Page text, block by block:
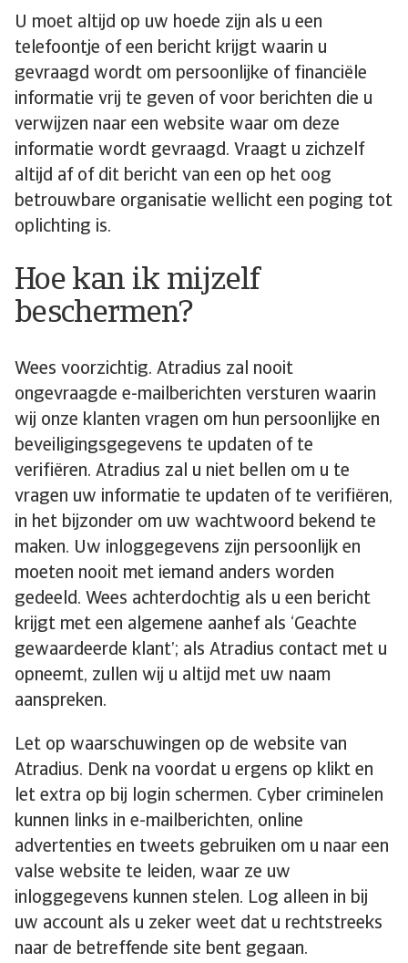
U moet altijd op uw hoede zijn als u een
telefoontje of een bericht krijgt waarin u
gevraagd wordt om persoonlijke of financiële
informatie vrij te geven of voor berichten die u
verwijzen naar een website waar om deze
informatie wordt gevraagd. Vraagt u zichzelf
altijd af of dit bericht van een op het oog
betrouwbare organisatie wellicht een poging tot
oplichting is.
Hoe kan ik mijzelf
beschermen?
Wees voorzichtig. Atradius zal nooit
ongevraagde e-mailberichten versturen waarin
wij onze klanten vragen om hun persoonlijke en
beveiligingsgegevens te updaten of te
verifiëren. Atradius zal u niet bellen om u te
vragen uw informatie te updaten of te verifiëren,
in het bijzonder om uw wachtwoord bekend te
maken. Uw inloggegevens zijn persoonlijk en
moeten nooit met iemand anders worden
gedeeld. Wees achterdochtig als u een bericht
krijgt met een algemene aanhef als ‘Geachte
gewaardeerde klant’; als Atradius contact met u
opneemt, zullen wij u altijd met uw naam
aanspreken.
Let op waarschuwingen op de website van
Atradius. Denk na voordat u ergens op klikt en
let extra op bij login schermen. Cyber criminelen
kunnen links in e-mailberichten, online
advertenties en tweets gebruiken om u naar een
valse website te leiden, waar ze uw
inloggegevens kunnen stelen. Log alleen in bij
uw account als u zeker weet dat u rechtstreeks
naar de betreffende site bent gegaan.